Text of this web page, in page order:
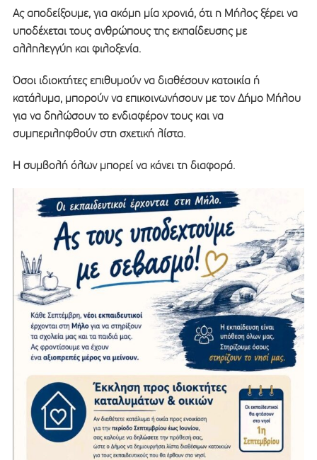
Ας αποδείξουμε, για ακόμη μία χρονιά, ότι η Μήλος ξέρει να
υποδέχεται τους ανθρώπους της εκπαίδευσης με
αλληλεγγύη και φιλοξενία.
Όσοι ιδιοκτήτες επιθυμούν να διαθέσουν κατοικία ή
κατάλυμα, μπορούν να επικοινωνήσουν με τον Δήμο Μήλου
για να δηλώσουν το ενδιαφέρον τους και να
συμπεριληφθούν στη σχετική λίστα.
Η συμβολή όλων μπορεί να κάνει τη διαφορά.